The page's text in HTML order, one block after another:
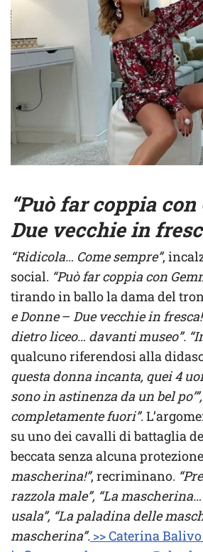
“Può far coppia con
Due vecchie in
“Ridicola… Come sempre”,
social. “Può far coppia con
tirando in ballo la dama del
e Donne– Due vecchie in
dietro liceo… davanti museo”.
qualcuno riferendosi alla
questa donna incanta, quei 4
sono in astinenza da un bel po’”,
completamente fuori”.
su uno dei cavalli di battaglia
beccata senza alcuna
mascherina!”, recriminano.
razzola male”, “La
usala”, “La paladina delle
mascherina”. >> Caterina